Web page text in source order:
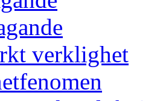
verklighet